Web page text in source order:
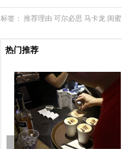
标签： 推荐理由 可尔必思 马卡龙 闺蜜
热门推荐